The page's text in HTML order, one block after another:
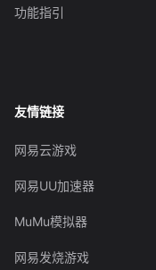
功能指引
友情链接
网易云游戏
网易UU加速器
MuMu模拟器
网易发烧游戏